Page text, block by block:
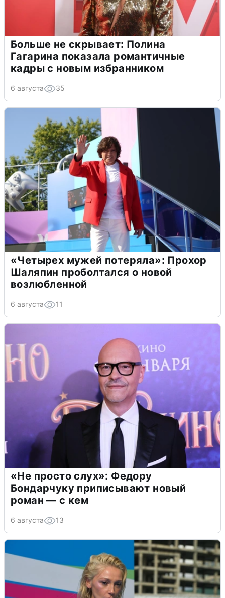
Больше не скрывает: Полина
Гагарина показала романтичные
кадры с новым избранником
6 августа 35
«Четырех мужей потеряла»: Прохор
Шаляпин проболтался о новой
возлюбленной
6 августа 11
«Не просто слух»: Федору
Бондарчуку приписывают новый
роман — с кем
6 августа 13